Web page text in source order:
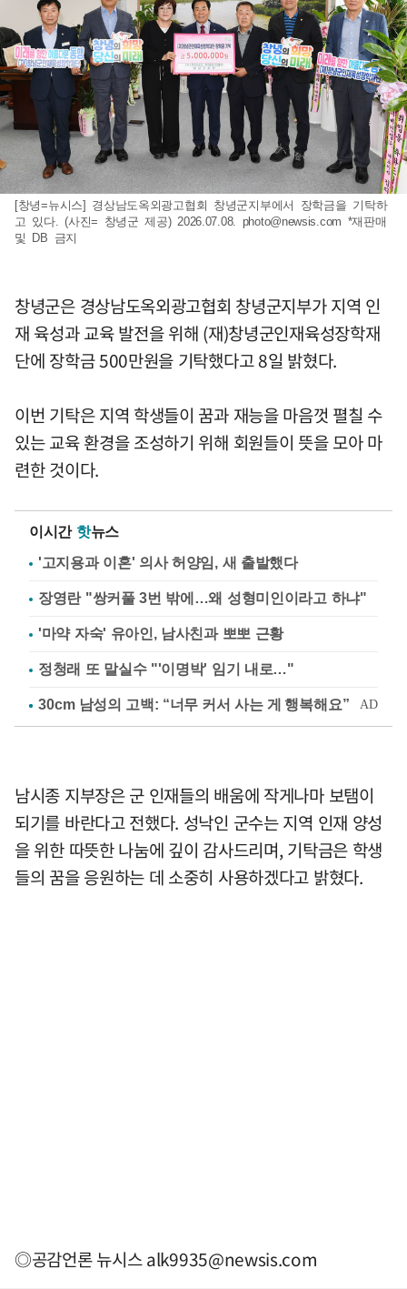
[창녕=뉴시스] 경상남도옥외광고협회 창녕군지부에서 장학금을 기탁하
고 있다. (사진= 창녕군 제공) 2026.07.08. photo@newsis.com *재판매
및 DB 금지
창녕군은 경상남도옥외광고협회 창녕군지부가 지역 인
재 육성과 교육 발전을 위해 (재)창녕군인재육성장학재
단에 장학금 500만원을 기탁했다고 8일 밝혔다.
이번 기탁은 지역 학생들이 꿈과 재능을 마음껏 펼칠 수
있는 교육 환경을 조성하기 위해 회원들이 뜻을 모아 마
련한 것이다.
이시간 핫뉴스
'고지용과 이혼' 의사 허양임, 새 출발했다
장영란 "쌍커풀 3번 밖에…왜 성형미인이라고 하냐"
'마약 자숙' 유아인, 남사친과 뽀뽀 근황
정청래 또 말실수 "'이명박' 임기 내로…"
남시종 지부장은 군 인재들의 배움에 작게나마 보탬이
되기를 바란다고 전했다. 성낙인 군수는 지역 인재 양성
을 위한 따뜻한 나눔에 깊이 감사드리며, 기탁금은 학생
들의 꿈을 응원하는 데 소중히 사용하겠다고 밝혔다.
◎공감언론 뉴시스alk9935@newsis.com